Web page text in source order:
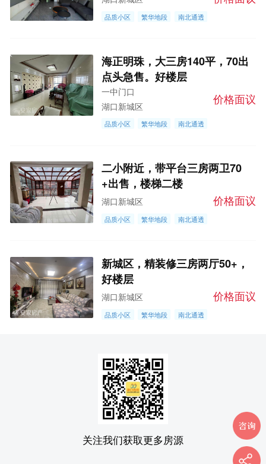
品质小区 繁华地段 南北通透
海正明珠，大三房140平，70出
点头急售。好楼层
一中门口
湖口新城区
价格面议
品质小区 繁华地段 南北通透
二小附近，带平台三房两卫70
+出售，楼梯二楼
湖口新城区 价格面议
品质小区 繁华地段 南北通透
新城区，精装修三房两厅50+，
好楼层
湖口新城区 价格面议
品质小区 繁华地段 南北通透
关注我们获取更多房源